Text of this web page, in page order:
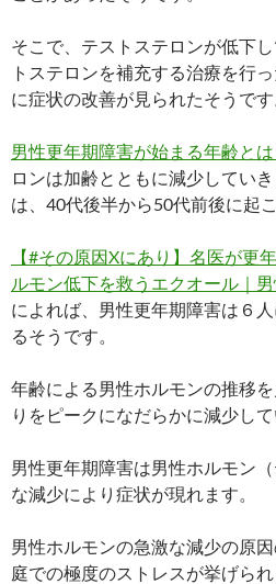
そこで、テストステロンが低下
トステロンを補充する治療を行
に症状の改善が見られたそうです
男性更年期障害が始まる年齢とは
ロンは加齢とともに減少していき
は、40代後半から50代前後に起
【#その原因Xにあり】名医が更
ルモン低下を救うエクオール｜
によれば、男性更年期障害は６
るそうです。
年齢による男性ホルモンの推移
りをピークになだらかに減少して
男性更年期障害は男性ホルモン
な減少により症状が現れます。
男性ホルモンの急激な減少の原
庭での極度のストレスが挙げられ